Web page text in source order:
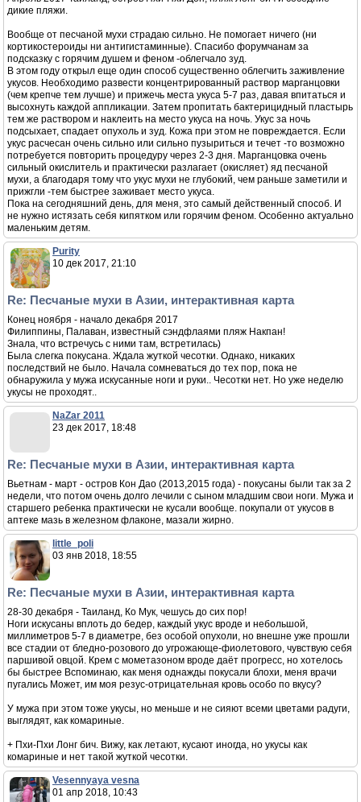
дикие пляжи.
Вообще от песчаной мухи страдаю сильно. Не помогает ничего (ни
кортикостероиды ни антигистаминные). Спасибо форумчанам за
подсказку с горячим душем и феном -облегчало зуд.
В этом году открыл еще один способ существенно облегчить заживление
укусов. Необходимо развести концентрированный раствор марганцовки
(чем крепче тем лучше) и прижечь места укуса 5-7 раз, давая впитаться и
высохнуть каждой аппликации. Затем пропитать бактерицидный пластырь
тем же раствором и наклеить на место укуса на ночь. Укус за ночь
подсыхает, спадает опухоль и зуд. Кожа при этом не повреждается. Если
укус расчесан очень сильно или сильно пузыриться и течет -то возможно
потребуется повторить процедуру через 2-3 дня. Марганцовка очень
сильный окислитель и практически разлагает (окисляет) яд песчаной
мухи, а благодаря тому что укус мухи не глубокий, чем раньше заметили и
прижгли -тем быстрее заживает место укуса.
Пока на сегодняшний день, для меня, это самый действенный способ. И
не нужно истязать себя кипятком или горячим феном. Особенно актуально
маленьким детям.
Purity
10 дек 2017, 21:10
Re: Песчаные мухи в Азии, интерактивная карта
Конец ноября - начало декабря 2017
Филиппины, Палаван, известный сэндфлаями пляж Накпан!
Знала, что встречусь с ними там, встретилась)
Была слегка покусана. Ждала жуткой чесотки. Однако, никаких
последствий не было. Начала сомневаться до тех пор, пока не
обнаружила у мужа искусанные ноги и руки.. Чесотки нет. Но уже неделю
укусы не проходят..
NaZar 2011
23 дек 2017, 18:48
Re: Песчаные мухи в Азии, интерактивная карта
Вьетнам - март - остров Кон Дао (2013,2015 года) - покусаны были так за 2
недели, что потом очень долго лечили с сыном младшим свои ноги. Мужа и
старшего ребенка практически не кусали вообще. покупали от укусов в
аптеке мазь в железном флаконе, мазали жирно.
little_poli
03 янв 2018, 18:55
Re: Песчаные мухи в Азии, интерактивная карта
28-30 декабря - Таиланд, Ко Мук, чешусь до сих пор!
Ноги искусаны вплоть до бедер, каждый укус вроде и небольшой,
миллиметров 5-7 в диаметре, без особой опухоли, но внешне уже прошли
все стадии от бледно-розового до угрожающе-фиолетового, чувствую себя
паршивой овцой. Крем с мометазоном вроде даёт прогресс, но хотелось
бы быстрее Вспоминаю, как меня однажды покусали блохи, меня врачи
пугались Может, им моя резус-отрицательная кровь особо по вкусу?
У мужа при этом тоже укусы, но меньше и не сияют всеми цветами радуги,
выглядят, как комариные.
+ Пхи-Пхи Лонг бич. Вижу, как летают, кусают иногда, но укусы как
комариные и нет такой жуткой чесотки.
Vesennyaya vesna
01 апр 2018, 10:43